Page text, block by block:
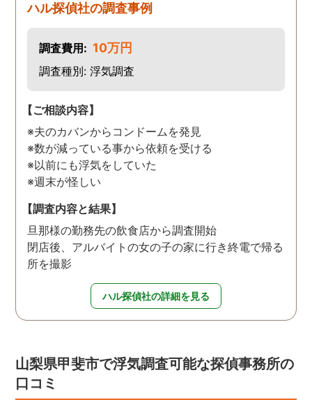
ハル探偵社の調査事例
調査費用: 10万円
調査種別: 浮気調査
【ご相談内容】
※夫のカバンからコンドームを発見
※数が減っている事から依頼を受ける
※以前にも浮気をしていた
※週末が怪しい
【調査内容と結果】
旦那様の勤務先の飲食店から調査開始
閉店後、アルバイトの女の子の家に行き終電で帰る
所を撮影
ハル探偵社の詳細を見る
山梨県甲斐市で浮気調査可能な探偵事務所の
口コミ